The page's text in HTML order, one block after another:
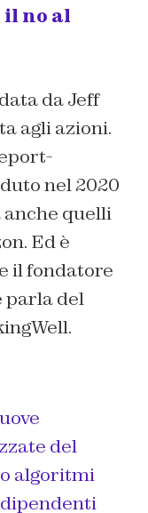
no al
da Jeff
agli azioni.
nel 2020
quelli
Ed è
il fondatore
parla del
.
del
algoritmi